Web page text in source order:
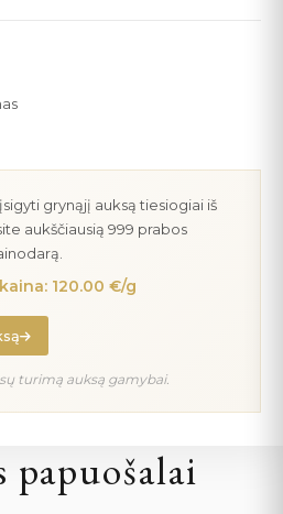
grynąjį auksą tiesiogiai iš
aukščiausią 999 prabos
120.00 €/g
turimą auksą gamybai.
papuošalai